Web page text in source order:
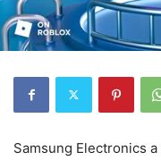
Samsung Electronics